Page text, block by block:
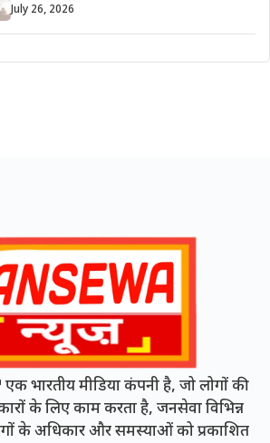
July 26, 2026
भारतीय मीडिया कंपनी है, जो लोगों की
के लिए काम करता है, जनसेवा विभिन्न
के अधिकार और समस्याओं को प्रकाशित